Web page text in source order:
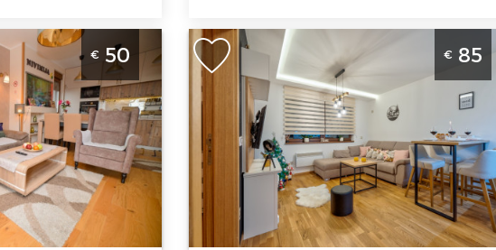
Lux & Spa
korišćenje
u cenu (termini
je
4
:48
€ 50
Trosoban Apartman Aria Lux 5 Zlatibor
Golija Apartman Aria Lux 5 je luksuzno
uredjen apartman smešten nedaleko
od strogog centra Zlatibora
Zlatibor
Lokacija:
Zlatibor
Planina
Adresa:Panta
Gosti:6
Kvadratura :44
m2
Struktura :
€ 85